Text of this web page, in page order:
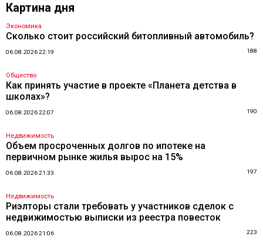
Картина дня
Экономика
Сколько стоит российский битопливный автомобиль?
06.08.2026 22:19 188
Общество
Как принять участие в проекте «Планета детства в
школах»?
06.08.2026 22:07 190
Недвижимость
Объем просроченных долгов по ипотеке на
первичном рынке жилья вырос на 15%
06.08.2026 21:33 197
Недвижимость
Риэлторы стали требовать у участников сделок с
недвижимостью выписки из реестра повесток
06.08.2026 21:06 223